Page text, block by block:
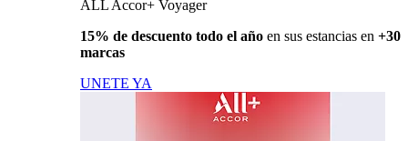
ALL Accor+ Voyager
15% de descuento todo el año en sus estancias en +30
marcas
UNETE YA